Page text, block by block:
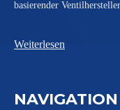
basierender
Weiterlesen
NAVIGATION